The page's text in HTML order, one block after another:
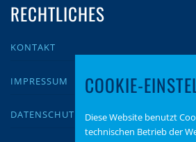
RECHTLICHES
KONTAKT
IMPRESSUM
DATENSCHUTZ
COOKIE-
Diese Website benutzt
technischen Betrieb der